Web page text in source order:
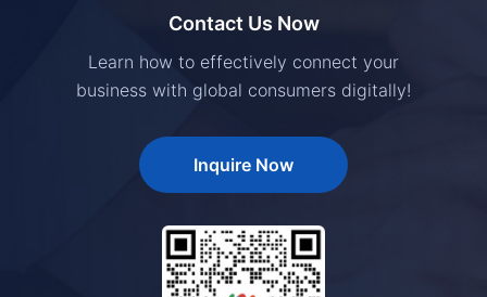
Contact Us Now
Learn how to effectively connect your
business with global consumers digitally!
Inquire Now